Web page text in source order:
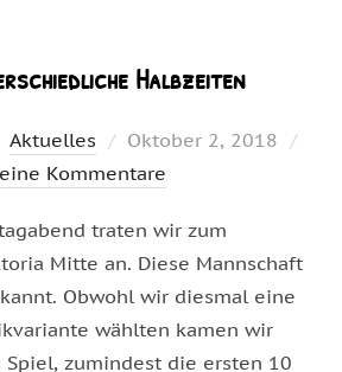
Halbzeiten
Aktuelles
Veröffentlicht
am
Oktober 2, 2018
Kommentare
traten wir zum
Mitte an. Diese Mannschaft
Obwohl wir diesmal eine
wählten kamen wir
zumindest die ersten 10